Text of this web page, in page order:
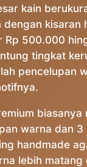
kain
dengan kisaran
Rp 500.000
tingkat
pencelupan
biasanya
warna dan 3
handmade
lebih matang